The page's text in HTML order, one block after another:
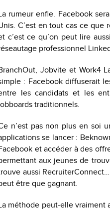
rumeur enfle. Facebook
C’est en tout cas ce que
c’est ce qu’on peut lire
professionnel
Jobvite et Work4
: Facebook diffuserait
les candidats et les
traditionnels.
n’est pas non plus en soi
se lancer :
et accéder à des
aux jeunes de
aussi
être que gagnant.
méthode peut-elle vraiment